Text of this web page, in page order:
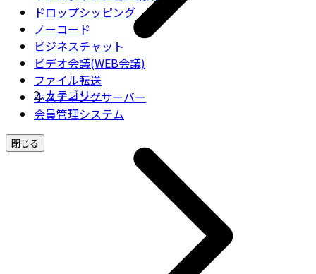
ドロップシッピング
ノーコード
ビジネスチャット
ビデオ会議(WEB会議)
ファイル転送
ホスティングサーバー
会員管理システム
閉じる
カテゴリー